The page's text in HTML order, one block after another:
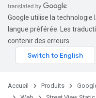
Google utilise la
langue préférée. Les
contenir des erreurs.
Accueil Produits